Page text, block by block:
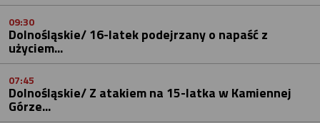
09:30
Dolnośląskie/ 16-latek podejrzany o napaść z
użyciem...
07:45
Dolnośląskie/ Z atakiem na 15-latka w Kamiennej
Górze...